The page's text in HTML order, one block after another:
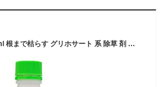
除草剤 サンフーロン 500ml 根まで枯らす グリホサート 系 除草 剤 頑固な スギナ どくだみ 竹 笹 大成農材 Vデ 代引不可 産直